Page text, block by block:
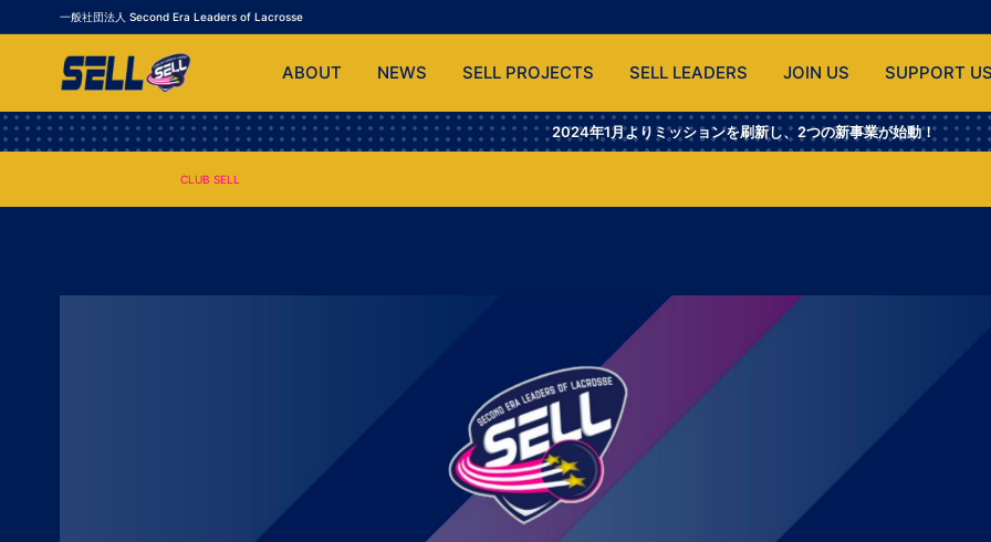
一般社団法人 Second Era Leaders of Lacrosse
ABOUT NEWS SELL PROJECTS SELL LEADERS JOIN US SUPPORT
2024年1月よりミッションを刷新し、2つの新事業が始動！
CLUB SELL